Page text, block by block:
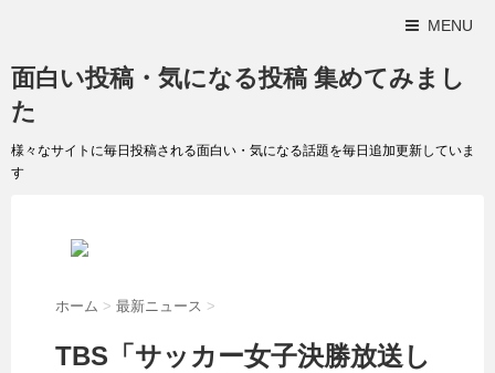
MENU
面白い投稿・気になる投稿 集めてみまし
た
様々なサイトに毎日投稿される面白い・気になる話題を毎日追加更新していま
す
ホーム > 最新ニュース >
TBS「サッカー女子決勝放送し